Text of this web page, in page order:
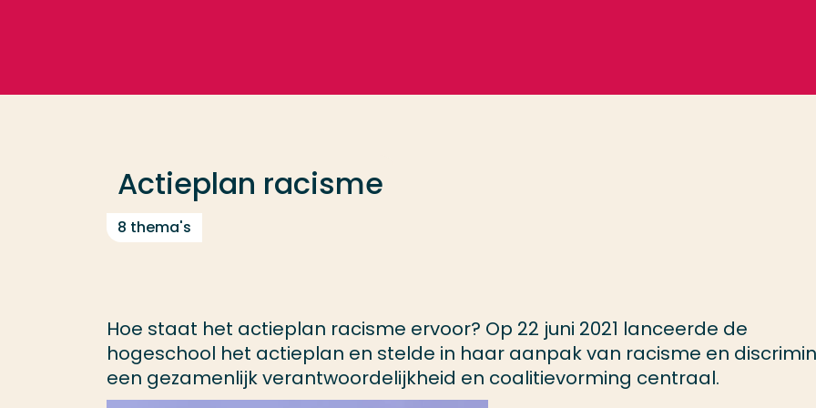
Actieplan racisme
8 thema's
Hoe staat het actieplan racisme ervoor? Op 22 juni 2021 lanceerde de
hogeschool het actieplan en stelde in haar aanpak van racisme en
een gezamenlijk verantwoordelijkheid en coalitievorming centraal.
Opleiding
Contact